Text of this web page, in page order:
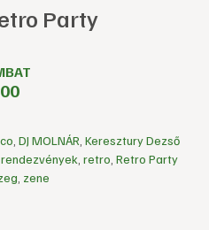
Party
DJ MOLNÁR Keresztury Dezső
rendezvények retro Retro Party
zene